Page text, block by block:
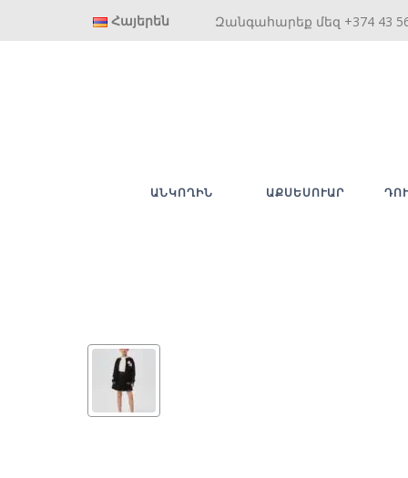
Հայերեն Զանգահարեք մեզ +374 43
ԱՆԿՈՂԻՆ ԱՔՍԵՍՈՒԱՐ